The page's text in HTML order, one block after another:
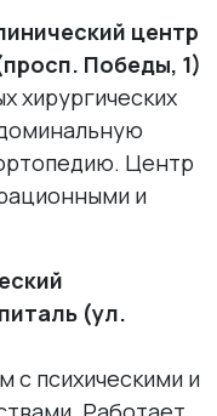
центр
Победы, 1)
хирургических
Центр
и
(ул.
с психическими и